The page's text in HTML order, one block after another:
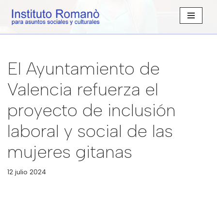
Saltar
El Ayuntamiento de
Valencia refuerza el
proyecto de inclusión
laboral y social de las
mujeres gitanas
12 julio 2024